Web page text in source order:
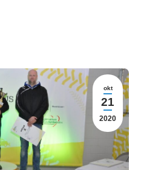
okt
21
2020